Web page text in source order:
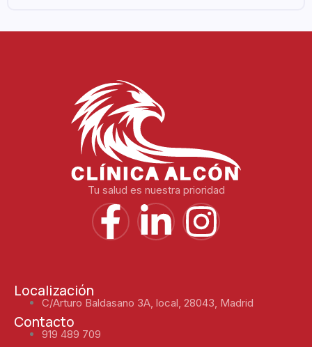
Tu salud es nuestra prioridad
Localización
C/Arturo Baldasano 3A, local, 28043, Madrid
Contacto
919 489 709